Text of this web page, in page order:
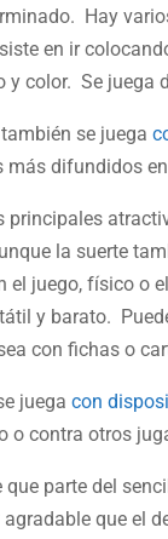
Hay
en ir
y color. Se juega
se juega
más difundidos
principales
la suerte
el juego, físico o
y barato.
con fichas o
juegacon
o contra otros
que parte del
que el